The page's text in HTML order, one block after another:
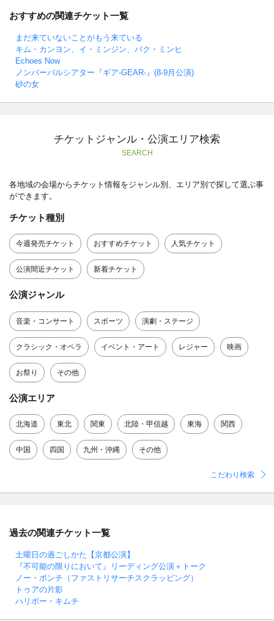
おすすめの関連チケット一覧
まだ来ていないことがもう来ている
キム・カンヨン、イ・ミンジン、パク・ミンヒ
Echoes Now
ノンバーバルシアター『ギア-GEAR-』(8-9月公演)
砂の女
チケットジャンル・公演エリア検索
SEARCH
各地域の会場からチケット情報をジャンル別、エリア別で探して選ぶ事
ができます。
チケット種別
今週発売チケット おすすめチケット 人気チケット
公演間近チケット 新着チケット
公演ジャンル
音楽・コンサート スポーツ 演劇・ステージ
クラシック・オペラ イベント・アート レジャー 映画
お祭り その他
公演エリア
北海道 東北 関東 北陸・甲信越 東海 関西
中国 四国 九州・沖縄 その他
こだわり検索
過去の関連チケット一覧
土曜日の過ごしかた【京都公演】
『不可能の限りにおいて』リーディング公演＋トーク
ノー・ボンチ（ファストリサーチスクラッピング）
トゥアの片影
ハリボー・キムチ